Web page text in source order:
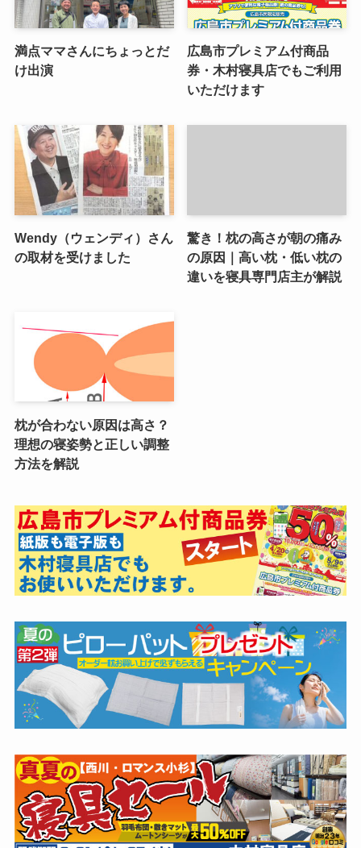
満点ママさんにちょっとだ
け出演
広島市プレミアム付商品
券・木村寝具店でもご利用
いただけます
Wendy（ウェンディ）さん
の取材を受けました
驚き！枕の高さが朝の痛み
の原因｜高い枕・低い枕の
違いを寝具専門店主が解説
枕が合わない原因は高さ？
理想の寝姿勢と正しい調整
方法を解説